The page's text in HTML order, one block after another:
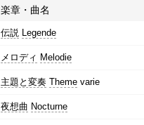
楽章・曲名
伝説 Legende
メロディ Melodie
主題と変奏 Themevarie
夜想曲 Nocturne